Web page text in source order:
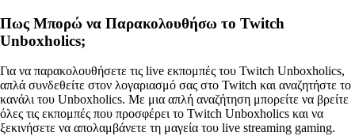
Πως Μπορώ να Παρακολουθήσω το Twitch
Unboxholics;
Για να παρακολουθήσετε τις live εκπομπές του Twitch Unboxholics,
απλά συνδεθείτε στον λογαριασμό σας στο Twitch και αναζητήστε το
κανάλι του Unboxholics. Με μια απλή αναζήτηση μπορείτε να βρείτε
όλες τις εκπομπές που προσφέρει το Twitch Unboxholics και να
ξεκινήσετε να απολαμβάνετε τη μαγεία του live streaming gaming.